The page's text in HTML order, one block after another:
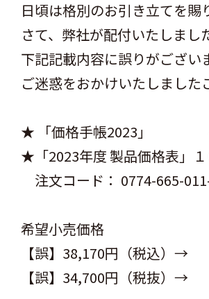
日頃は格別のお引き立てを賜
さて、弊社が配付いたしまし
下記記載内容に誤りがござい
ご迷惑をおかけいたしました
★ 「価格手帳2023」 ４
★「2023年度 製品価格表」
注文コード： 0774-665-
希望小売価格
【誤】38,170円（税込）→
【誤】34,700円（税抜）→